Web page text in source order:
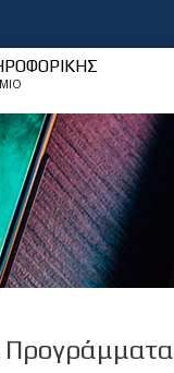
Προγράμματα